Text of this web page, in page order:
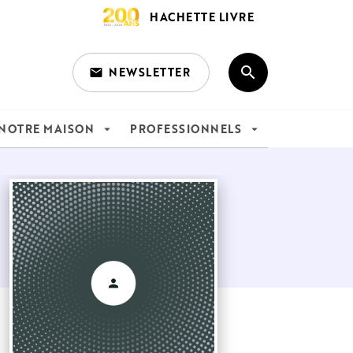
HACHETTE LIVRE
email NEWSLETTER search
MAISON arrow_drop_down PROFESSIONNELS arrow_drop_down